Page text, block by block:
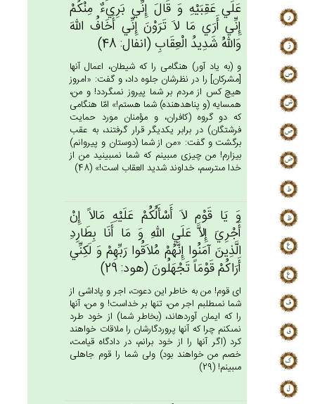
عَلَي‌ عَقِبَيْه‌ِ وَ قَال‌َ إِنِّي‌ بَرِي‌ءٌ مِنْكُم‌ْ
إِنِّي‌ أَرَي‌ مَا لاَ تَرَوْن‌َ إِنِّي‌ أَخَاف‌ُ الله‌َ
وَالله‌ُ شَدِيدُ الْعِقَاب‌ِ (انفال: 48)
و (به ياد آور) هنگامى را كه شيطان، اعمال آنها
[مشركان‏] را در نظرشان جلوه داد، و گفت: «امروز
هيچ كس از مردم بر شما پيروز نمى‏گردد! و من،
همسايه (و پناه‏دهنده) شما هستم!» امّا هنگامى
كه دو گروه (كافران، و مؤمنان مورد حمايت
فرشتگان) در برابر يكديگر قرار گرفتند، به عقب
برگشت و گفت: «من از شما (دوستان و پيروانم)
بيزارم! من چيزى مى‏بينم كه شما نمى‏بينيد من از
خدا مى‏ترسم، خداوند شديد العقاب است!» (48)
وَ يَا قَوْم‌ِ لاَ أَسْأَلُكُمْ‌ عَلَيْه‌ِ مَالاً إِن‌ْ
أَجْرِي‌َ إِلاَّ عَلَي‌ الله‌ِ وَ مَا أَنَا بِطَارِدِ
الَّذِين‌َ آمَنُوا إِنَّهُمْ‌ مُلاَقُوا رَبِّهِم‌ْ وَ لَكِنِّي‌
أَرَاكُم‌ْ قَوْمَاً تَجْهَلُون‌َ (هود: 29)
اى قوم! من به خاطر اين دعوت، اجر و پاداشى از
شما نمى‏طلبم اجر من، تنها بر خداست! و من، آنها
را كه ايمان آورده‏اند، (بخاطر شما) از خود طرد
نمى‏كنم چرا كه آنها پروردگارشان را ملاقات خواهند
كرد (اگر آنها را از خود برانم، در دادگاه قيامت،
خصم من خواهند بود) ولى شما را قوم جاهلى
مى‏بينم! (29)